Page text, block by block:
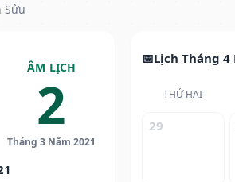
Sửu
ÂM LỊCH
2
Tháng 3 Năm 2021
Lịch Tháng 4
THỨ HAI
29